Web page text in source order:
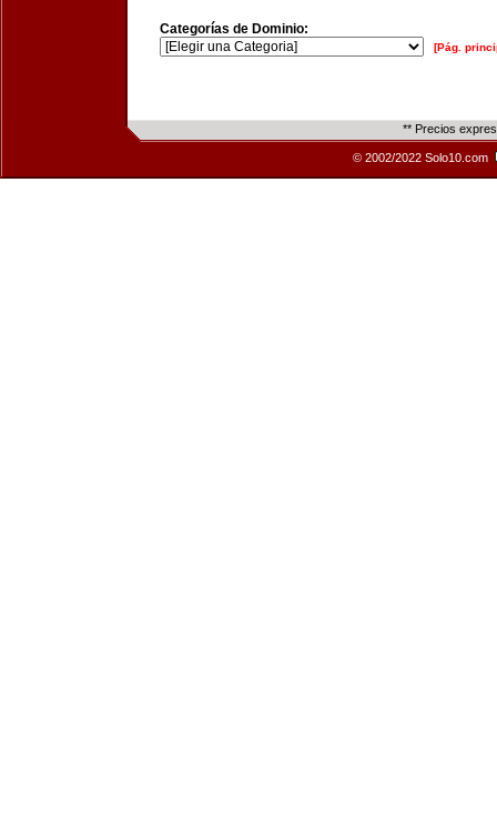
Categorías de Dominio:
[Pág.
** Precios
© 2002/2022 Solo10.com